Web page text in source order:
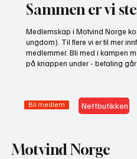
Sammen er vi
Medlemskap i Motvind Norge
ungdom). Til flere vi er til mer
medlemmer. Bli med i kampen
på knappen under - betaling
Bli medlem Nettbutikken
Motvind Norge